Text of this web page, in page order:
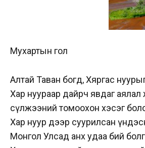
Мухартын гол
Алтай Таван богд, Хяргас
Хар нуураар дайрч явдаг
сүлжээний томоохон хэсэг
Хар нуур дээр суурилсан
Монгол Улсад анх удаа бий